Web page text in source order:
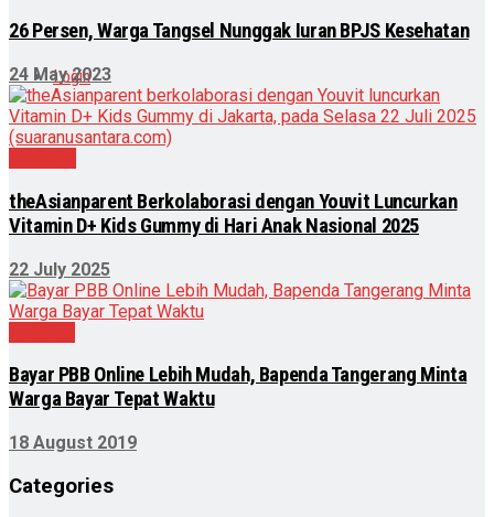
Login
26 Persen, Warga Tangsel Nunggak Iuran BPJS Kesehatan
24 May 2023
theAsianparent Berkolaborasi dengan Youvit Luncurkan
Vitamin D+ Kids Gummy di Hari Anak Nasional 2025
22 July 2025
Bayar PBB Online Lebih Mudah, Bapenda Tangerang Minta
Warga Bayar Tepat Waktu
18 August 2019
Categories